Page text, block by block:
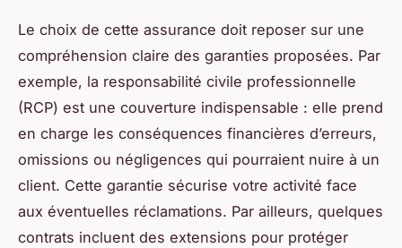
Le choix de cette assurance doit reposer sur une
compréhension claire des garanties proposées. Par
exemple, la responsabilité civile professionnelle
(RCP) est une couverture indispensable : elle prend
en charge les conséquences financières d’erreurs,
omissions ou négligences qui pourraient nuire à un
client. Cette garantie sécurise votre activité face
aux éventuelles réclamations. Par ailleurs, quelques
contrats incluent des extensions pour protéger